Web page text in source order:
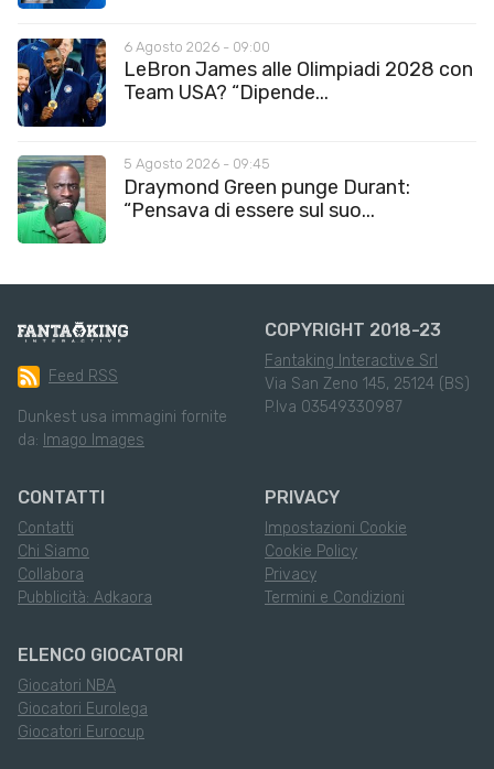
6 Agosto 2026 - 09:00
LeBron James alle Olimpiadi 2028 con
Team USA? “Dipende...
5 Agosto 2026 - 09:45
Draymond Green punge Durant:
“Pensava di essere sul suo...
Feed RSS
Dunkest usa immagini fornite
da: Imago Images
COPYRIGHT 2018-23
Fantaking Interactive Srl
Via San Zeno 145, 25124 (BS)
P.Iva 03549330987
CONTATTI
Contatti
Chi Siamo
Collabora
Pubblicità: Adkaora
PRIVACY
Impostazioni Cookie
Cookie Policy
Privacy
Termini e Condizioni
ELENCO GIOCATORI
Giocatori NBA
Giocatori Eurolega
Giocatori Eurocup